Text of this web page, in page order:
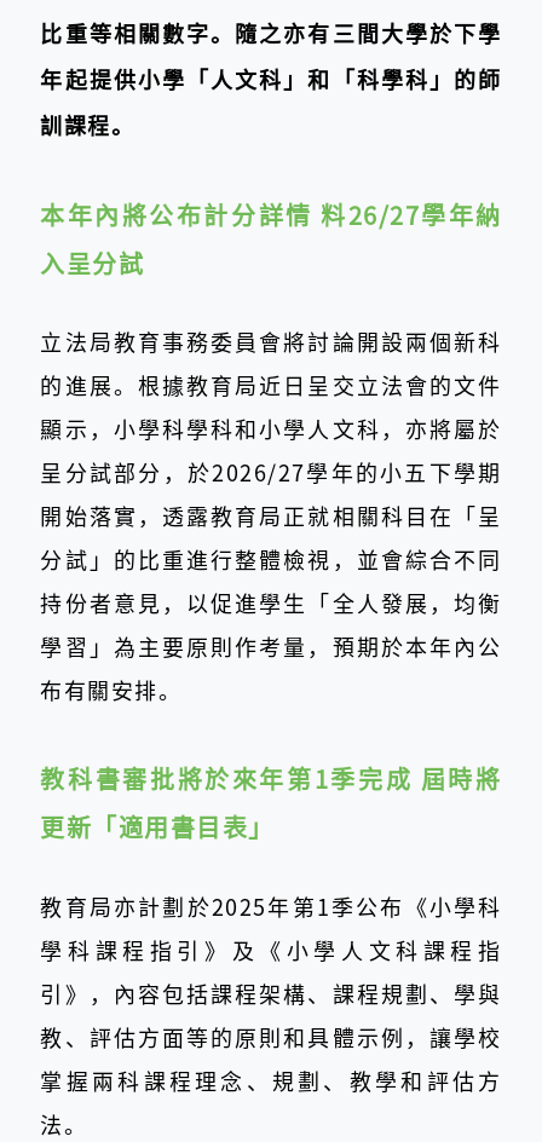
比重等相關數字。隨之亦有三間大學於下學
年起提供小學「人文科」和「科學科」的師
訓課程。
本年內將公布計分詳情 料26/27學年納
入呈分試
立法局教育事務委員會將討論開設兩個新科
的進展。根據教育局近日呈交立法會的文件
顯示，小學科學科和小學人文科，亦將屬於
呈分試部分，於2026/27學年的小五下學期
開始落實，透露教育局正就相關科目在「呈
分試」的比重進行整體檢視，並會綜合不同
持份者意見，以促進學生「全人發展，均衡
學習」為主要原則作考量，預期於本年內公
布有關安排。
教科書審批將於來年第1季完成 屆時將
更新「適用書目表」
教育局亦計劃於2025年第1季公布《小學科
學科課程指引》及《小學人文科課程指
引》，內容包括課程架構、課程規劃、學與
教、評估方面等的原則和具體示例，讓學校
掌握兩科課程理念、規劃、教學和評估方
法。